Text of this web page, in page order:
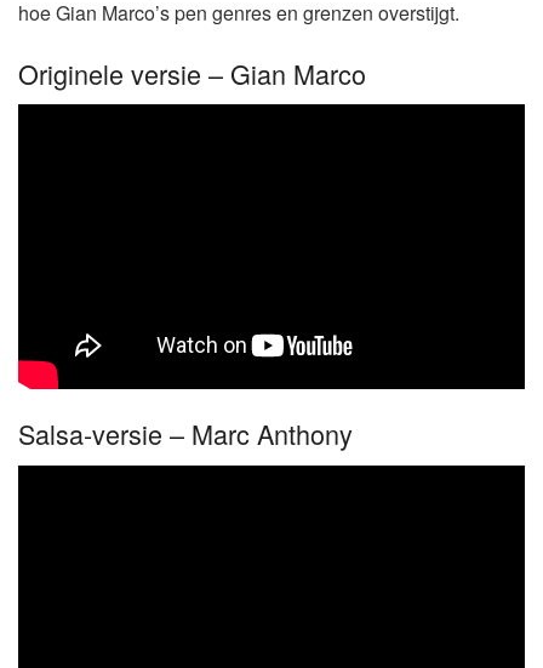
hoe Gian Marco’s pen genres en grenzen overstijgt.
Originele versie – Gian Marco
Salsa-versie – Marc Anthony